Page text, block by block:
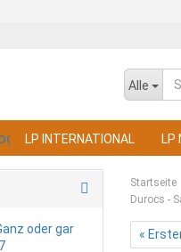
Alle
LP INTERNATIONAL LP
Startseite
Durocs -
«